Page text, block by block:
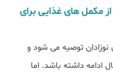
مکمل های غذایی برای
مادر تا 6 ماهگی برای نوزادان توصیه می شود و
ادامه داشته باشد. اما